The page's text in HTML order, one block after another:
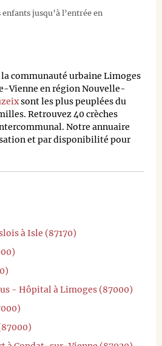
jusqu’à l’entrée en
communauté urbaine Limoges
Vienne en région Nouvelle-
sont les plus peuplées du
Retrouvez 40 crèches
Notre annuaire
et par disponibilité pour
à Isle (87170)
- Hôpital à Limoges (87000)